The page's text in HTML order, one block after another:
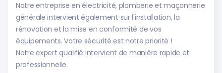
Notre entreprise en électricité, plomberie et maçonnerie
générale intervient également sur l'installation, la
rénovation et la mise en conformité de vos
équipements. Votre sécurité est notre priorité !
Notre expert qualifié intervient de manière rapide et
professionnelle.